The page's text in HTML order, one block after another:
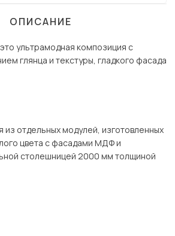
ОПИСАНИЕ
ультрамодная композиция с
глянца и текстуры, гладкого фасада
из отдельных модулей, изготовленных
цвета с фасадами МДФ и
столешницей 2000 мм толщиной